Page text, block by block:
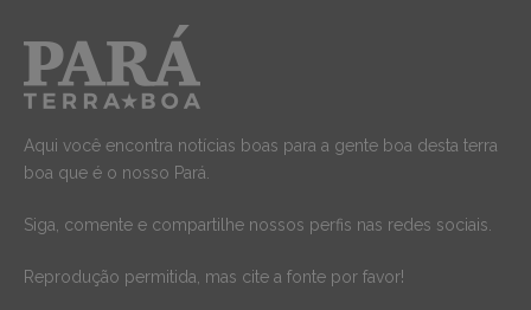
Aqui você encontra notícias boas para a gente boa desta terra
boa que é o nosso Pará.
Siga, comente e compartilhe nossos perfis nas redes sociais.
Reprodução permitida, mas cite a fonte por favor!